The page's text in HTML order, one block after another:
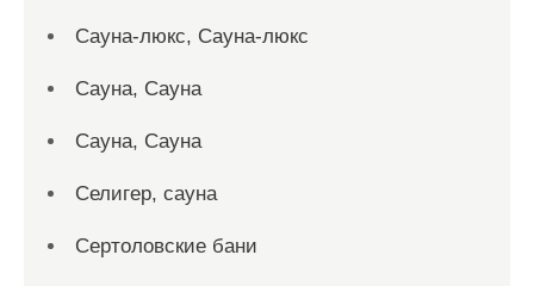
Сауна-люкс, Сауна-люкс
Сауна, Сауна
Сауна, Сауна
Селигер, сауна
Сертоловские бани